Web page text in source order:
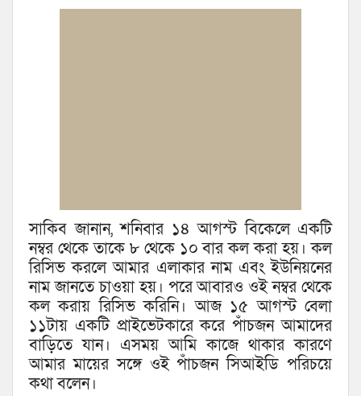
সাকিব জানান, শনিবার ১৪ আগস্ট বিকেলে একটি
নম্বর থেকে তাকে ৮ থেকে ১০ বার কল করা হয়। কল
রিসিভ করলে আমার এলাকার নাম এবং ইউনিয়নের
নাম জানতে চাওয়া হয়। পরে আবারও ওই নম্বর থেকে
কল করায় রিসিভ করিনি। আজ ১৫ আগস্ট বেলা
১১টায় একটি প্রাইভেটকারে করে পাঁচজন আমাদের
বাড়িতে যান। এসময় আমি কাজে থাকার কারণে
আমার মায়ের সঙ্গে ওই পাঁচজন সিআইডি পরিচয়ে
কথা বলেন।